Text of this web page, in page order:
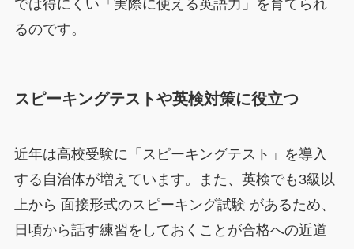
では得にくい「実際に使える英語力」を育てられ
るのです。
スピーキングテストや英検対策に役立つ
近年は高校受験に「スピーキングテスト」を導入
する自治体が増えています。また、英検でも3級以
上から 面接形式のスピーキング試験 があるため、
日頃から話す練習をしておくことが合格への近道